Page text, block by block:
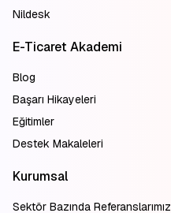
Nildesk
E-Ticaret Akademi
Blog
Başarı Hikayeleri
Eğitimler
Destek Makaleleri
Kurumsal
Sektör Bazında Referanslarımız